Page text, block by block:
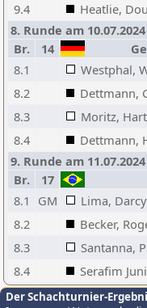
9.4
Heatlie,
8. Runde am
Br.
14
8.1
Westphal,
8.2
Dettmann,
8.3
Moritz,
8.4
Dettmann,
9. Runde am
Br.
17
8.1
GM Lima, Darcy
8.2
Becker,
8.3
Santanna,
8.4
Serafim
Der Schachturnier-